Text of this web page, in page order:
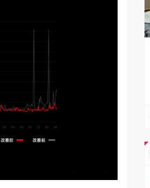
布会上，原国家质检总局副局长、中…